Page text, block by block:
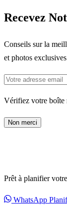
Recevez
Conseils sur la
et photos
Vérifiez votre boîte
Non merci
Prêt à planifier
WhatsApp